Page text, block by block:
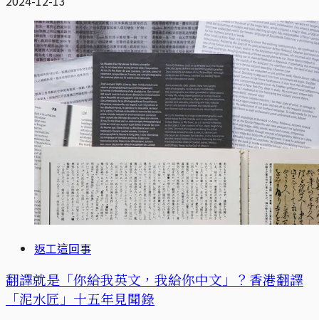
返工這回事
翻譯就是「你給我英文，我給你中文」？香港翻譯
「泥水匠」十五年見聞錄